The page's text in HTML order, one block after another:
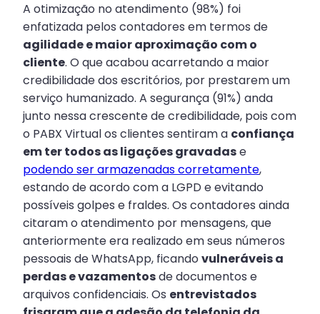
A otimização no atendimento (98%) foi
enfatizada pelos contadores em termos de
agilidade e maior aproximação com o
cliente. O que acabou acarretando a maior
credibilidade dos escritórios, por prestarem um
serviço humanizado. A segurança (91%) anda
junto nessa crescente de credibilidade, pois com
o PABX Virtual os clientes sentiram a confiança
em ter todos as ligações gravadase
podendo ser armazenadas corretamente,
estando de acordo com a LGPD e evitando
possíveis golpes e fraldes. Os contadores ainda
citaram o atendimento por mensagens, que
anteriormente era realizado em seus números
pessoais de WhatsApp, ficando vulneráveis a
perdas e vazamentosde documentos e
arquivos confidenciais. Os entrevistados